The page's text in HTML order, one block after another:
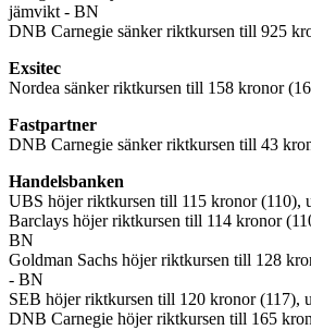
jämvikt - BN
DNB Carnegie sänker riktkursen till 925
Exsitec
Nordea sänker riktkursen till 158 kronor
Fastpartner
DNB Carnegie sänker riktkursen till 43
Handelsbanken
UBS höjer riktkursen till 115 kronor (110),
Barclays höjer riktkursen till 114 kronor
BN
Goldman Sachs höjer riktkursen till 128
- BN
SEB höjer riktkursen till 120 kronor (117),
DNB Carnegie höjer riktkursen till 165